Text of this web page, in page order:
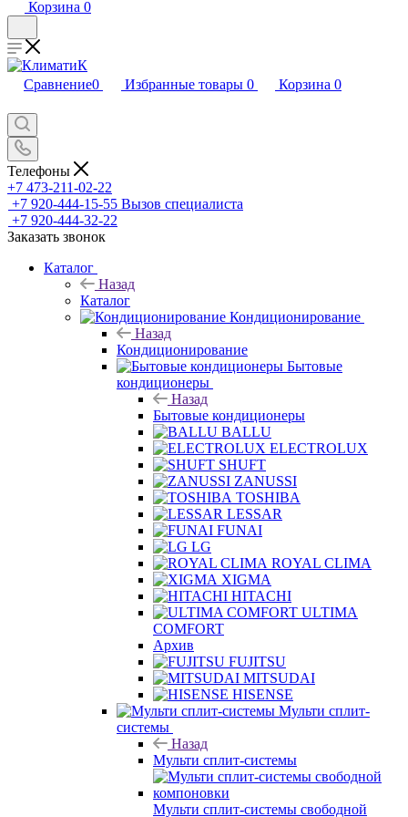
Корзина 0
Сравнение0 Избранные товары 0 Корзина 0
Телефоны
+7 473-211-02-22
+7 920-444-15-55 Вызов специалиста
+7 920-444-32-22
Заказать звонок
Каталог
Назад
Каталог
Кондиционирование
Назад
Кондиционирование
Бытовые
кондиционеры
Назад
Бытовые кондиционеры
BALLU
ELECTROLUX
SHUFT
ZANUSSI
TOSHIBA
LESSAR
FUNAI
LG
ROYAL CLIMA
XIGMA
HITACHI
ULTIMA
COMFORT
Архив
FUJITSU
MITSUDAI
HISENSE
Мульти сплит-
системы
Назад
Мульти сплит-системы
Мульти сплит-системы свободной